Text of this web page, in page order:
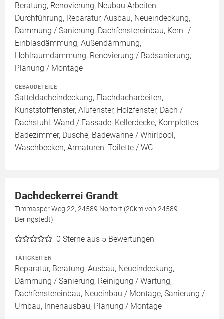
Beratung, Renovierung, Neubau Arbeiten,
Durchführung, Reparatur, Ausbau, Neueindeckung,
Dämmung / Sanierung, Dachfenstereinbau, Kern- /
Einblasdämmung, Außendämmung,
Hohlraumdämmung, Renovierung / Badsanierung,
Planung / Montage
GEBÄUDETEILE
Satteldacheindeckung, Flachdacharbeiten,
Kunststofffenster, Alufenster, Holzfenster, Dach /
Dachstuhl, Wand / Fassade, Kellerdecke, Komplettes
Badezimmer, Dusche, Badewanne / Whirlpool,
Waschbecken, Armaturen, Toilette / WC
Dachdeckerrei Grandt
Timmasper Weg 22, 24589 Nortorf (20km von 24589
Beringstedt)
0 Sterne aus 5 Bewertungen
TÄTIGKEITEN
Reparatur, Beratung, Ausbau, Neueindeckung,
Dämmung / Sanierung, Reinigung / Wartung,
Dachfenstereinbau, Neueinbau / Montage, Sanierung /
Umbau, Innenausbau, Planung / Montage